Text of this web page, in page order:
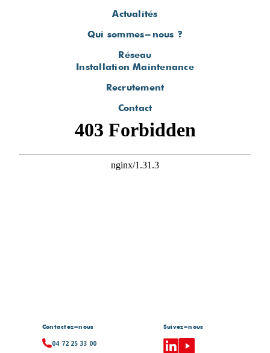
Actualités
Qui sommes-nous ?
Réseau
Installation Maintenance
Recrutement
Contact
Suivez-nous
Contactez-nous
04 72 25 33 00